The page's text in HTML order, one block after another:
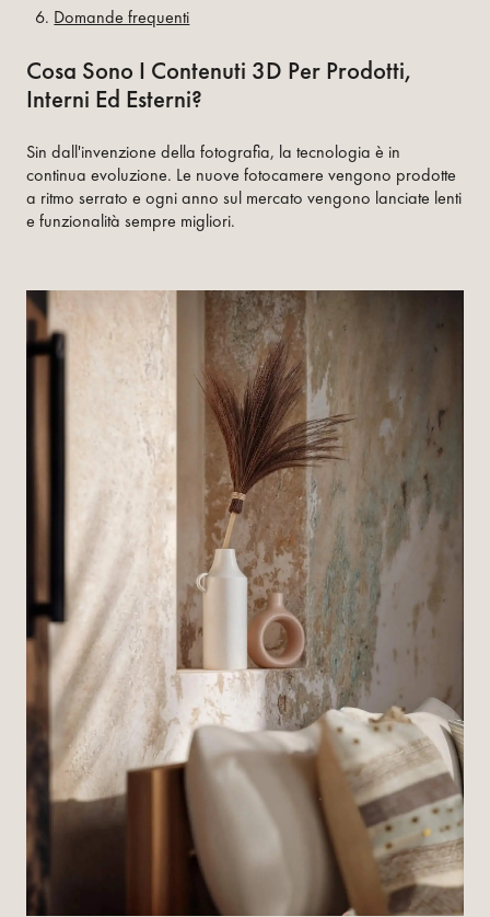
Domande frequenti
Cosa Sono I Contenuti 3D Per Prodotti,
Interni Ed Esterni?
Sin dall'invenzione della fotografia, la tecnologia è in
continua evoluzione. Le nuove fotocamere vengono prodotte
a ritmo serrato e ogni anno sul mercato vengono lanciate lenti
e funzionalità sempre migliori.